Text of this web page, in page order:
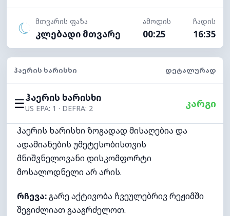
მთვარის ფაზა
კლებადი მთვარე
ამოდის
00:25
ჩადის
16:35
ᲰᲐᲔᲠᲘᲡ ᲮᲐᲠᲘᲡᲮᲘ ᲓᲔᲢᲐᲚᲣᲠᲐᲓ
☰ჰაერის ხარისხი
US EPA: 1 · DEFRA: 2 კარგი
ჰაერის ხარისხი ზოგადად მისაღებია და
ადამიანების უმეტესობისთვის
მნიშვნელოვანი დისკომფორტი
მოსალოდნელი არ არის.
რჩევა:გარე აქტივობა ჩვეულებრივ რეჟიმში
შეგიძლიათ გააგრძელოთ.